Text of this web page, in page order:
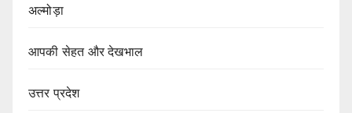
अल्मोड़ा
आपकी सेहत और देखभाल
उत्तर प्रदेश